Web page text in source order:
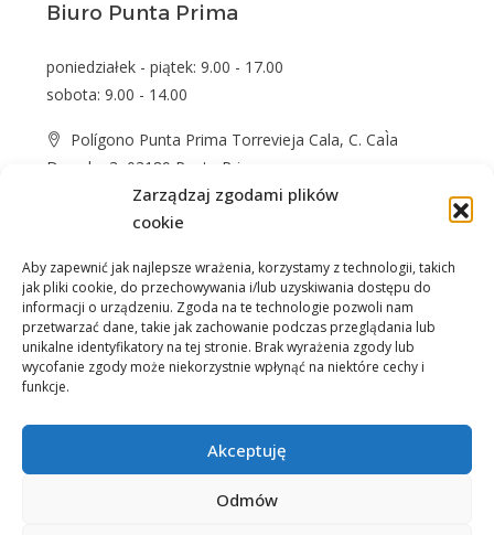
Zarządzaj zgodami plików
cookie
Aby zapewnić jak najlepsze wrażenia, korzystamy z technologii, takich
jak pliki cookie, do przechowywania i/lub uzyskiwania dostępu do
informacji o urządzeniu. Zgoda na te technologie pozwoli nam
przetwarzać dane, takie jak zachowanie podczas przeglądania lub
unikalne identyfikatory na tej stronie. Brak wyrażenia zgody lub
wycofanie zgody może niekorzystnie wpłynąć na niektóre cechy i
funkcje.
Akceptuję
Odmów
Biuro Punta Prima
poniedziałek - piątek: 9.00 - 17.00
sobota: 9.00 - 14.00
Polígono Punta Prima Torrevieja Cala, C. CaÌa
Dorada, 3, 03189 Punta Prima
+48 574 622 365
info@casprom.es
Nieruchomości